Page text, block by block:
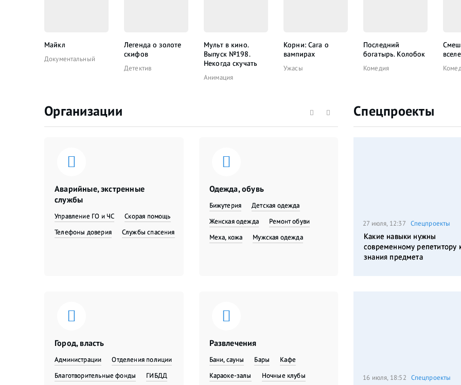
Майкл
Документальный
Легенда о золоте
скифов
Детектив
Мульт в кино.
Выпуск №198.
Некогда скучать
Анимация
Корни: Сага о
вампирах
Ужасы
Последний
богатырь. Колобок
Комедия
Организации
Аварийные, экстренные
службы
Управление ГО и ЧС
Скорая помощь
Телефоны доверия
Службы спасения
Город, власть
Администрации
Отделения полиции
Благотворительные фонды
ГИБДД
Одежда, обувь
Бижутерия
Детская одежда
Женская одежда
​Ремонт обуви
Меха, кожа
Мужская одежда
Развлечения
Бани, сауны Бары
Кафе
Караоке-залы
Ночные клубы
Спецпроекты
27 июля, 12:37 Спецпроекты
Какие навыки нужны
современному репетитору
знания предмета
16 июля, 18:52 Спецпроекты